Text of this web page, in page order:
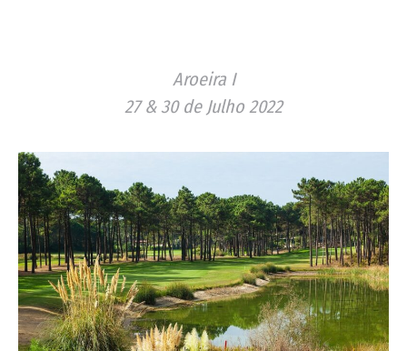
Aroeira I
27 & 30 de Julho 2022